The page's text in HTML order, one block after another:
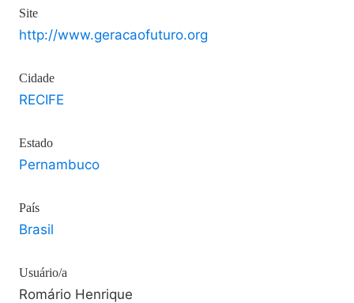
Site
http://www.geracaofuturo.org
Cidade
RECIFE
Estado
Pernambuco
País
Brasil
Usuário/a
Romário Henrique